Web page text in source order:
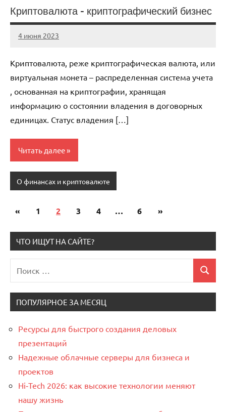
Криптовалюта – криптографический бизнес
4 июня 2023
anti_shpion_
Нет
Криптовалюта, реже криптографическая валюта, или
виртуальная монета – распределенная система учета
, основанная на криптографии, хранящая
информацию о состоянии владения в договорных
единицах. Статус владения […]
Читать далее
О финансах и криптовалюте
Пагинация
записей
« Предыдущие
1 2 3 4 … 6
Следующие
»
ЧТО ИЩУТ НА САЙТЕ?
для:
Поиск
ПОПУЛЯРНОЕ ЗА МЕСЯЦ
Ресурсы для быстрого создания деловых
презентаций
Надежные облачные серверы для бизнеса и
проектов
Hi‑Tech 2026: как высокие технологии меняют
нашу жизнь